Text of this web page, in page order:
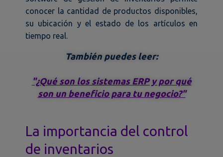
conocer la cantidad de productos disponibles,
su ubicación y el estado de los artículos en
tiempo real.
También puedes leer:
"¿Qué son los sistemas ERP y por qué
son un beneficio para tu negocio?"
La importancia del control
de inventarios